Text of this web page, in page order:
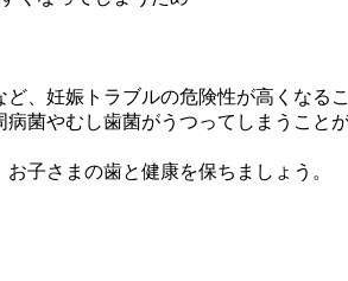
、妊娠トラブルの危険性が高くなる
菌やむし歯菌がうつってしまうこと
子さまの歯と健康を保ちましょう。